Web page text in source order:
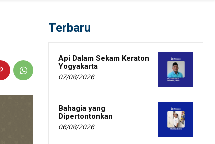
Terbaru
Api Dalam Sekam Keraton
Yogyakarta
07/08/2026
Bahagia yang
Dipertontonkan
06/08/2026